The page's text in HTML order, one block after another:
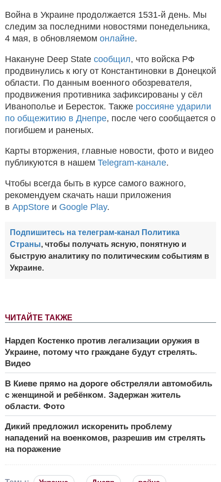
ЧИТАЙТЕ ТАКЖЕ
Нардеп Костенко против легализации оружия в
Украине, потому что граждане будут стрелять.
Видео
В Киеве прямо на дороге обстреляли автомобиль
с женщиной и ребёнком. Задержан житель
области. Фото
Дикий предложил искоренить проблему
нападений на военкомов, разрешив им стрелять
на поражение
Война в Украине продолжается 1531-й день. Мы
следим за последними новостями понедельника,
4 мая, в обновляемом онлайне.
Накануне Deep State сообщил, что войска РФ
продвинулись к югу от Константиновки в Донецкой
области. По данным военного обозревателя,
продвижения противника зафиксированы у сёл
Иванополье и Бересток. Также россияне ударили
по общежитию в Днепре, после чего сообщается о
погибшем и раненых.
Карты вторжения, главные новости, фото и видео
публикуются в нашем Telegram-канале.
Чтобы всегда быть в курсе самого важного,
рекомендуем скачать наши приложения
в AppStore и Google Play.
Подпишитесь на телеграм-канал Политика
Страны, чтобы получать ясную, понятную и
быструю аналитику по политическим событиям в
Украине.